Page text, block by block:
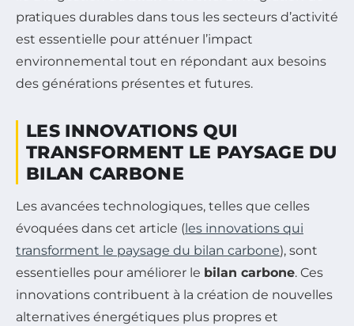
pratiques durables dans tous les secteurs d’activité
est essentielle pour atténuer l’impact
environnemental tout en répondant aux besoins
des générations présentes et futures.
LES INNOVATIONS QUI
TRANSFORMENT LE PAYSAGE DU
BILAN CARBONE
Les avancées technologiques, telles que celles
évoquées dans cet article ( les innovations qui
transforment le paysage du bilan carbone), sont
essentielles pour améliorer le bilan carbone. Ces
innovations contribuent à la création de nouvelles
alternatives énergétiques plus propres et